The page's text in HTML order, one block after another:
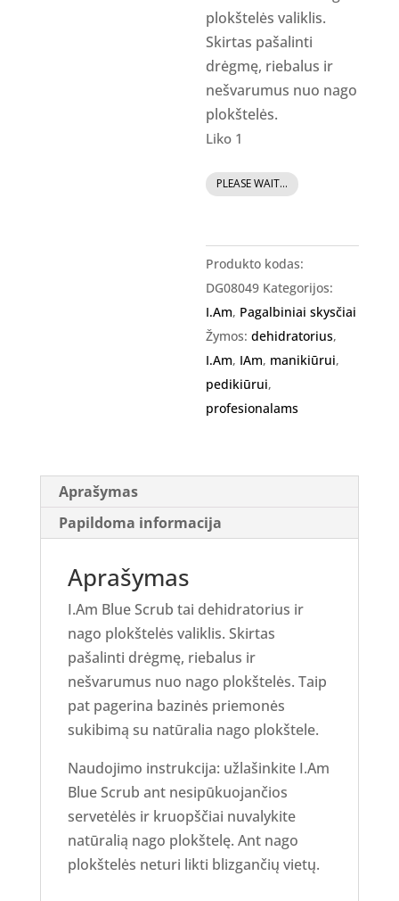
plokštelės valiklis.
Skirtas pašalinti
drėgmę, riebalus ir
nešvarumus nuo nago
plokštelės.
Liko 1
produkto
Blue
Scrub
-
dehidratorius,
1000ml
PLEASE WAIT...
Produkto kodas:
DG08049 Kategorijos:
I.Am, Pagalbiniai skysčiai
Žymos:dehidratorius,
I.Am, IAm, manikiūrui,
pedikiūrui,
profesionalams
Aprašymas
Papildoma informacija
Aprašymas
I.Am Blue Scrub tai dehidratorius ir
nago plokštelės valiklis. Skirtas
pašalinti drėgmę, riebalus ir
nešvarumus nuo nago plokštelės. Taip
pat pagerina bazinės priemonės
sukibimą su natūralia nago plokštele.
Naudojimo instrukcija: užlašinkite I.Am
Blue Scrub ant nesipūkuojančios
servetėlės ir kruopščiai nuvalykite
natūralią nago plokštelę. Ant nago
plokštelės neturi likti blizgančių vietų.